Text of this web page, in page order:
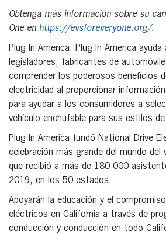
Obtenga más información sobre su
One en https://evsforeveryone.org/.
Plug In America: Plug In America
legisladores, fabricantes de
comprender los poderosos beneficios
electricidad al proporcionar
para ayudar a los consumidores a
vehículo enchufable para sus estilos
Plug In America fundó National Drive
celebración más grande del mundo del
que recibió a más de 180 000
2019, en los 50 estados.
Apoyarán la educación y el
eléctricos en California a través de
conducción y conducción en todo